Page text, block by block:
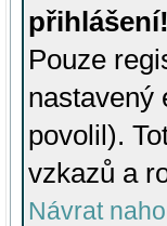
přihlášení!
Pouze
nastavený
povolil).
vzkazů a
Návrat